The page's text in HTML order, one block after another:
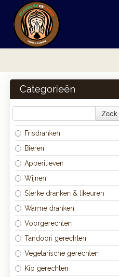
BESTELLEN
MENU
LOGIN
CONTACT
Categorieën
Zoek
Frisdranken
Bieren
Apperitieven
Wijnen
Sterke dranken & likeuren
Warme dranken
Voorgerechten
Tandoori gerechten
Vegetarische gerechten
Kip gerechten